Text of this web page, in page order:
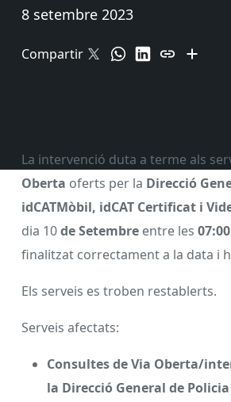
8 setembre 2023
Compartir
La intervenció duta a terme als
Oberta oferts per la Direcció
idCATMòbil, idCAT Certificat i
dia 10de Setembre entre les
finalitzat correctament a la data i
Els serveis es troben restablerts.
Serveis afectats:
Consultes de Via Oberta/
la Direcció General de Policia